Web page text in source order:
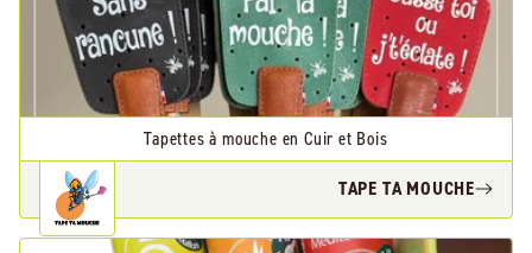
Tapettes à mouche en Cuir et Bois
TAPE TA MOUCHE